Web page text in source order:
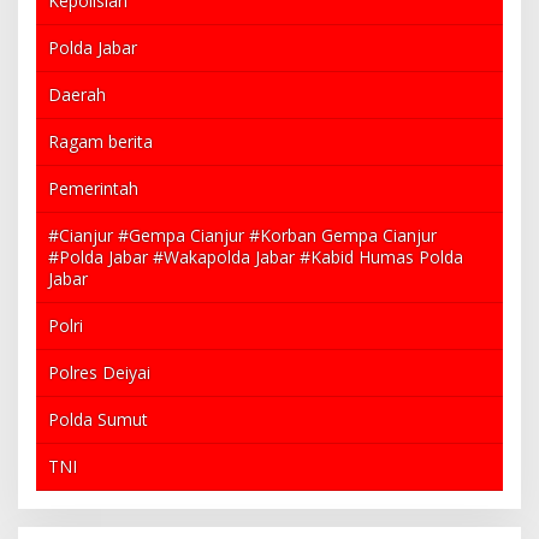
Polda Jabar
Daerah
Ragam berita
Pemerintah
#Cianjur #Gempa Cianjur #Korban Gempa Cianjur
#Polda Jabar #Wakapolda Jabar #Kabid Humas Polda
Jabar
Polri
Polres Deiyai
Polda Sumut
TNI